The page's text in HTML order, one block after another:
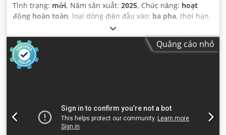
Tình trạng: mới, Năm sản xuất: 2025, Chức năng: hoạt
động hoàn toàn, loại dòng điện đầu vào: ba pha, thời hạn
, điện áp đầu vào:
khiển:220 V, Thiết bị:Dấu CE,
Quảng cáo nhỏ